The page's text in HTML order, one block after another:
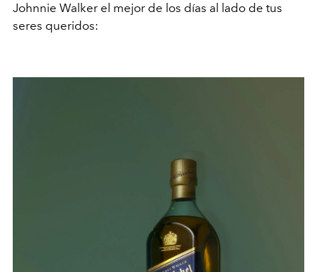
Johnnie Walker el mejor de los días al lado de tus
seres queridos: